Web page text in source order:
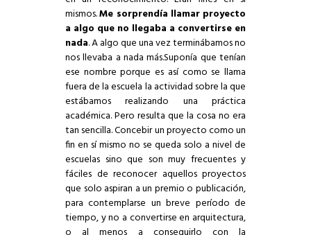
mismos.Me sorprendía llamar proyecto
a algo que no llegaba a convertirse en
nada. A algo que una vez terminábamos no
nos llevaba a nada más.Suponía que tenían
ese nombre porque es así como se llama
fuera de la escuela la actividad sobre la que
estábamos realizando una práctica
académica. Pero resulta que la cosa no era
tan sencilla. Concebir un proyecto como un
fin en sí mismo no se queda solo a nivel de
escuelas sino que son muy frecuentes y
fáciles de reconocer aquellos proyectos
que solo aspiran a un premio o publicación,
para contemplarse un breve período de
tiempo, y no a convertirse en arquitectura,